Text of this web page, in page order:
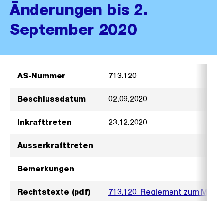
Änderungen bis 2.
September 2020
AS-Nummer 713.120
Beschlussdatum 02.09.2020
Inkrafttreten 23.12.2020
Ausserkrafttreten
Bemerkungen
Rechtstexte (pdf)
713.120_Reglement zum